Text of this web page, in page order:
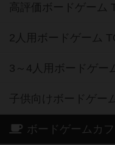
高評価ボードゲーム
2人用ボードゲーム
3～4人用ボードゲー
子供向けボードゲー
ボードゲームカフ